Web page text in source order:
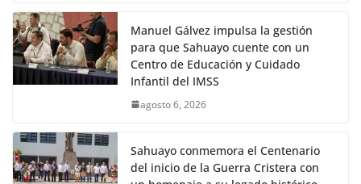
Manuel Gálvez impulsa la gestión
para que Sahuayo cuente con un
Centro de Educación y Cuidado
Infantil del IMSS
agosto 6, 2026
Sahuayo conmemora el Centenario
del inicio de la Guerra Cristera con